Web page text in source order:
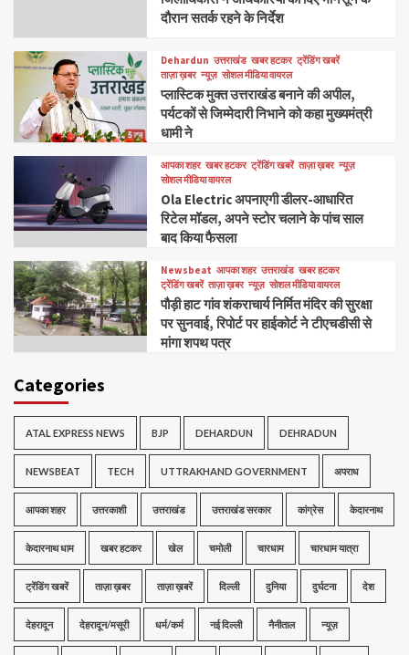
दौरान सतर्क रहने के निर्देश
Dehardun उत्तराखंड खबर हटकर ट्रेंडिंग खबरें
ताज़ा ख़बर न्यूज़ सोशल मीडिया वायरल
प्लास्टिक मुक्त उत्तराखंड बनाने की अपील,
पर्यटकों से जिम्मेदारी निभाने को कहा मुख्यमंत्री
धामी ने
आपका शहर खबर हटकर ट्रेंडिंग खबरें ताज़ा ख़बर न्यूज़
सोशल मीडिया वायरल
Ola Electric अपनाएगी डीलर-आधारित
रिटेल मॉडल, अपने स्टोर चलाने के पांच साल
बाद किया फैसला
Newsbeat आपका शहर उत्तराखंड खबर हटकर
ट्रेंडिंग खबरें ताज़ा ख़बर न्यूज़ सोशल मीडिया वायरल
पौड़ी हाट गांव शंकराचार्य निर्मित मंदिर की सुरक्षा
पर सुनवाई, रिपोर्ट पर हाईकोर्ट ने टीएचडीसी से
मांगा शपथ पत्र
Categories
ATAL EXPRESS NEWS BJP DEHARDUN DEHRADUN
NEWSBEAT TECH UTTRAKHAND GOVERNMENT अपराध
आपका शहर उत्तरकाशी उत्तराखंड उत्तराखंड सरकार कांग्रेस केदारनाथ
केदारनाथ धाम खबर हटकर खेल चमोली चारधाम चारधाम यात्रा
ट्रेंडिंग खबरें ताज़ा ख़बर ताज़ा ख़बरें दिल्ली दुनिया दुर्घटना देश
देहरादून देहरादून/मसूरी धर्म/कर्म नई दिल्ली नैनीताल न्यूज़